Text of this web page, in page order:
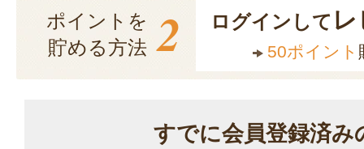
ポイントを
貯める方法 2 ログインして
50ポイント
すでに会員登録済み